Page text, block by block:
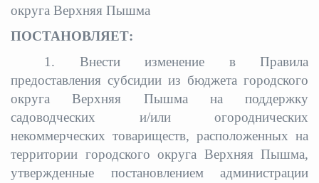
округа Верхняя Пышма
ПОСТАНОВЛЯЕТ:
1. Внести изменение в Правила
предоставления субсидии из бюджета городского
округа Верхняя Пышма на поддержку
садоводческих и/или огороднических
некоммерческих товариществ, расположенных на
территории городского округа Верхняя Пышма,
утвержденные постановлением администрации